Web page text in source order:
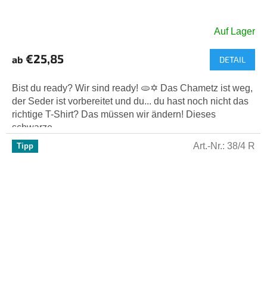
Auf Lager
ab €25,85 DETAIL
Bist du ready? Wir sind ready! 🫓✡️ Das Chametz ist weg,
der Seder ist vorbereitet und du... du hast noch nicht das
richtige T-Shirt? Das müssen wir ändern! Dieses
schwarze...
Tipp Art.-Nr.: 38/4 R